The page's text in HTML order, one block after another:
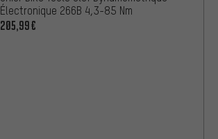
Électronique 266B 4,3-85 Nm
205,99€